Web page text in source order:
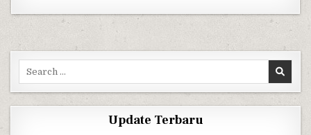
Update Terbaru